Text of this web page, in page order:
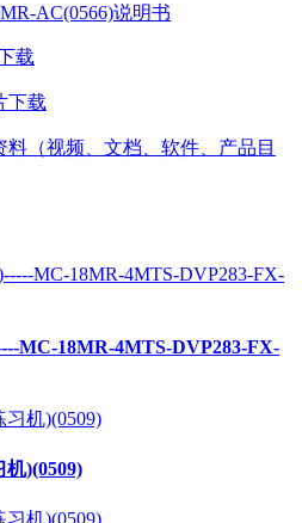
AC(0566)说明书
载
下载
料（视频、文档、软件、产品目
MC-18MR-4MTS-DVP283-FX-
)(0509)